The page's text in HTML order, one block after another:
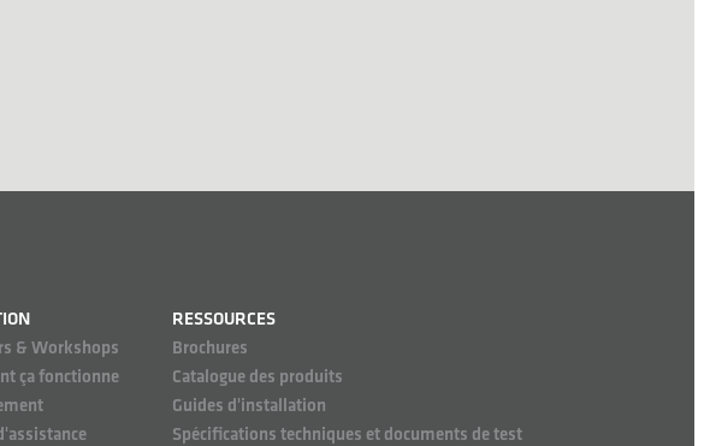
& Workshops
ça fonctionne
RESSOURCES
Brochures
Catalogue des produits
Guides d'installation
Spécifications techniques et documents de test